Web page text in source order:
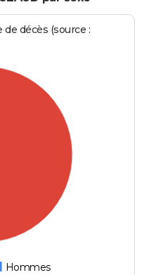
décès (source :
Hommes